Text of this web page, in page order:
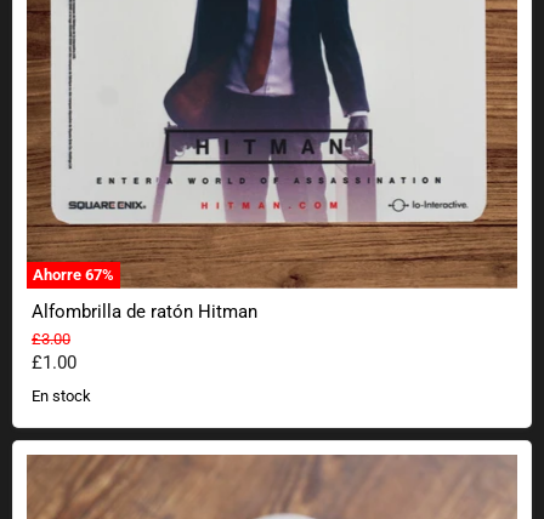
Ahorre 67%
Alfombrilla de ratón Hitman
Precio original
£3.00
Precio actual
£1.00
En stock
Juego de plantillas Nerdy Cappuccino